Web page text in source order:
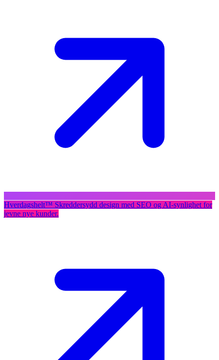
Hverdagshelt™ Skreddersydd design med SEO og AI-synlighet for
jevne nye kunder.